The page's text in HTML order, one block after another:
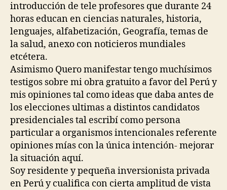
introducción de tele profesores que durante 24
horas educan en ciencias naturales, historia,
lenguajes, alfabetización, Geografía, temas de
la salud, anexo con noticieros mundiales
etcétera.
Asimismo Quero manifestar tengo muchísimos
testigos sobre mi obra gratuito a favor del Perú y
mis opiniones tal como ideas que daba antes de
los elecciones ultimas a distintos candidatos
presidenciales tal escribí como persona
particular a organismos intencionales referente
opiniones mías con la única intención- mejorar
la situación aquí.
Soy residente y pequeña inversionista privada
en Perú y cualifica con cierta amplitud de vista